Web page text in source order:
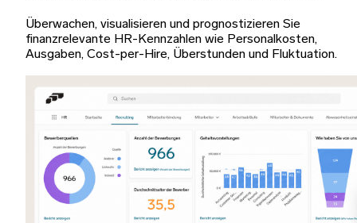
Überwachen, visualisieren und prognostizieren Sie
finanzrelevante HR-Kennzahlen wie Personalkosten,
Ausgaben, Cost-per-Hire, Überstunden und Fluktuation.